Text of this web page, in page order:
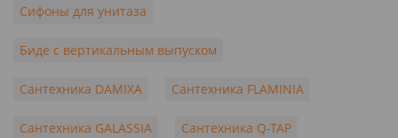
Сифоны для унитаза
Биде с вертикальным выпуском
Сантехника DAMIXA Сантехника FLAMINIA
Сантехника GALASSIA Сантехника Q-TAP